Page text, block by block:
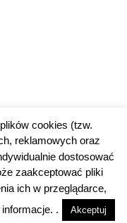
prywatności
cookies (tzw.
reklamowych oraz
dostosować
zaakceptować pliki
ich w przeglądarce,
.
Akceptuj